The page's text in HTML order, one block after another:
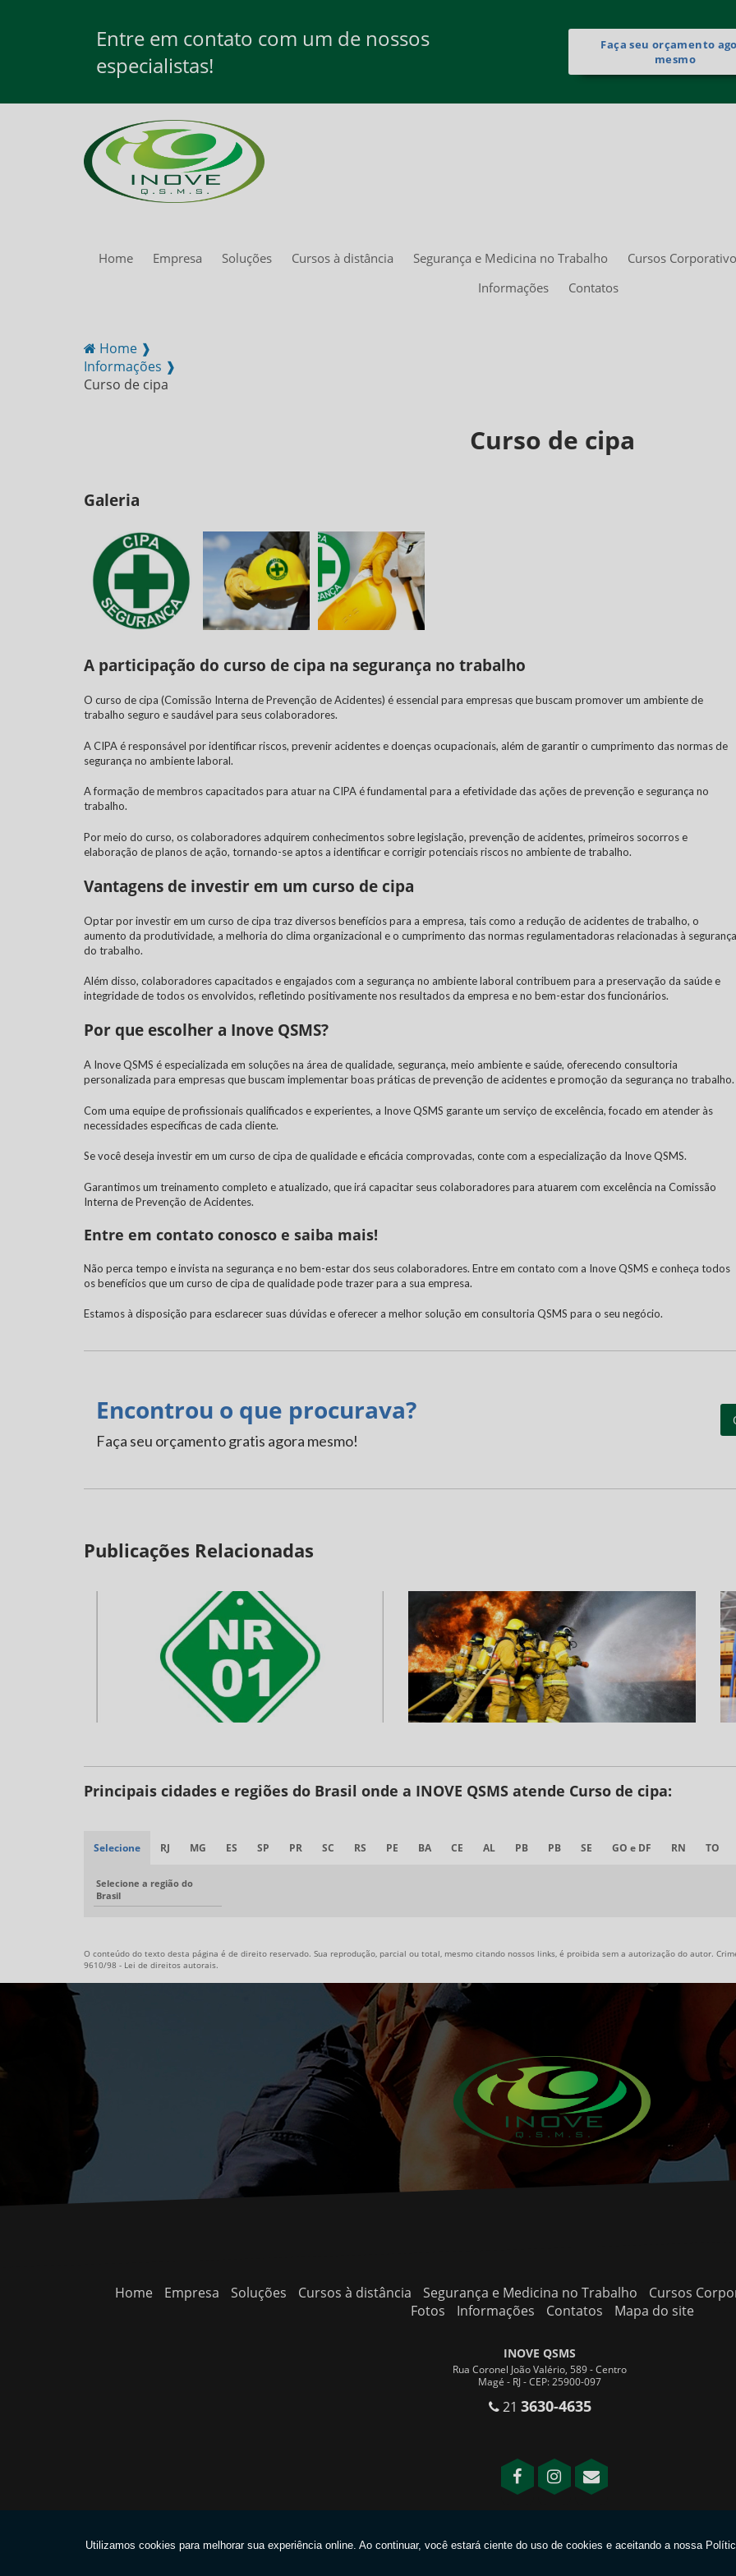
Entre em contato com um de nossos
especialistas!
Faça seu orçamento
mesmo
Home Empresa Soluções Cursos à distância Segurança e Medicina no Trabalho Cursos
Informações
Contatos
Home ❱
Informações ❱
Curso de cipa
Curso de cipa
Galeria
A participação do curso de cipa na segurança no trabalho
O curso de cipa (Comissão Interna de Prevenção de Acidentes) é essencial para empresas que buscam promover um ambiente de
trabalho seguro e saudável para seus colaboradores.
A CIPA é responsável por identificar riscos, prevenir acidentes e doenças ocupacionais, além de garantir o cumprimento das normas de
segurança no ambiente laboral.
A formação de membros capacitados para atuar na CIPA é fundamental para a efetividade das ações de prevenção e segurança no
trabalho.
Por meio do curso, os colaboradores adquirem conhecimentos sobre legislação, prevenção de acidentes, primeiros socorros e
elaboração de planos de ação, tornando-se aptos a identificar e corrigir potenciais riscos no ambiente de trabalho.
Vantagens de investir em um curso de cipa
Optar por investir em um curso de cipa traz diversos benefícios para a empresa, tais como a redução de acidentes de trabalho, o
aumento da produtividade, a melhoria do clima organizacional e o cumprimento das normas regulamentadoras relacionadas à segurança
do trabalho.
Além disso, colaboradores capacitados e engajados com a segurança no ambiente laboral contribuem para a preservação da saúde e
integridade de todos os envolvidos, refletindo positivamente nos resultados da empresa e no bem-estar dos funcionários.
Por que escolher a Inove QSMS?
A Inove QSMS é especializada em soluções na área de qualidade, segurança, meio ambiente e saúde, oferecendo consultoria
personalizada para empresas que buscam implementar boas práticas de prevenção de acidentes e promoção da segurança no trabalho.
Com uma equipe de profissionais qualificados e experientes, a Inove QSMS garante um serviço de excelência, focado em atender às
necessidades específicas de cada cliente.
Se você deseja investir em um curso de cipa de qualidade e eficácia comprovadas, conte com a especialização da Inove QSMS.
Garantimos um treinamento completo e atualizado, que irá capacitar seus colaboradores para atuarem com excelência na Comissão
Interna de Prevenção de Acidentes.
Entre em contato conosco e saiba mais!
Não perca tempo e invista na segurança e no bem-estar dos seus colaboradores. Entre em contato com a Inove QSMS e conheça todos
os benefícios que um curso de cipa de qualidade pode trazer para a sua empresa.
Estamos à disposição para esclarecer suas dúvidas e oferecer a melhor solução em consultoria QSMS para o seu negócio.
Encontrou o que procurava?
Faça seu orçamento gratis agora mesmo!
Publicações Relacionadas
Principais cidades e regiões do Brasil onde a INOVE QSMS atende Curso de cipa:
Selecione RJ MG ES SP PR SC RS PE BA CE AL PB PB SE GO e DF RN TO
Selecione a região do
Brasil
O conteúdo do texto desta página é de direito reservado. Sua reprodução, parcial ou total, mesmo citando nossos links, é proibida sem a autorização do autor.
9610/98 - Lei de direitos autorais.
Home Empresa Soluções Cursos à distância Segurança e Medicina no Trabalho Cursos
Fotos
Informações Contatos Mapa do site
INOVE QSMS
Rua Coronel João Valério, 589 - Centro
Magé - RJ - CEP: 25900-097
21 3630-4635